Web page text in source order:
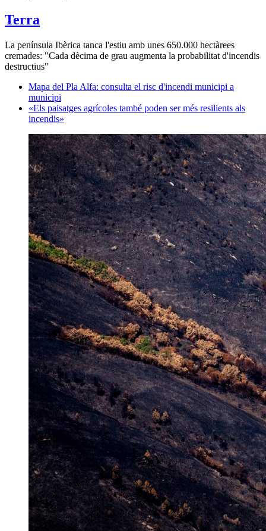
Terra
La península Ibèrica tanca l'estiu amb unes 650.000 hectàrees
cremades: "Cada dècima de grau augmenta la probabilitat d'incendis
destructius"
Mapa del Pla Alfa: consulta el risc d'incendi municipi a
municipi
«Els paisatges agrícoles també poden ser més resilients als
incendis»